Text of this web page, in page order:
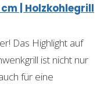
| Holzkohlegrill
Das Highlight auf
ist nicht nur
für eine